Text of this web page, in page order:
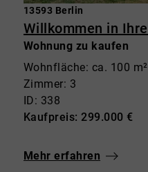
13593 Berlin
Wohnung zu kaufen
Wohnfläche: ca. 100 m²
Zimmer: 3
ID: 338
Kaufpreis: 299.000 €
Mehr erfahren